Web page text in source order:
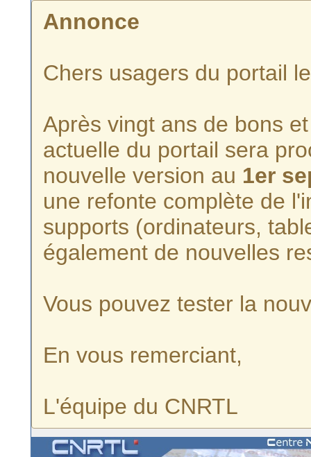
Annonce
Chers usagers du portail
Après vingt ans de bons
actuelle du portail sera
nouvelle version au 1er
une refonte complète de
supports (ordinateurs,
également de nouvelles
Vous pouvez tester la
En vous remerciant,
L'équipe du CNRTL